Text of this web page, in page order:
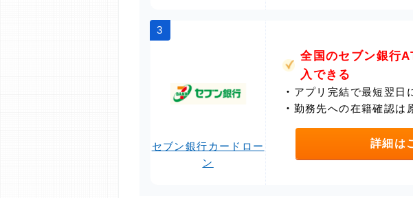
3
セブン銀行カードロー
ン
全国のセブン銀行
入できる
・ アプリ完結で最短翌日
・ 勤務先への在籍確認は
詳細は